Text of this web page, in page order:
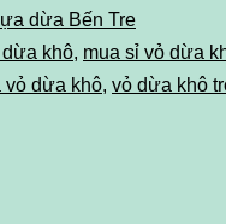
dừa Bến Tre
dừa khô, mua sỉ vỏ dừa
vỏ dừa khô, vỏ dừa khô